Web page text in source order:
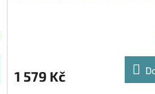
1 579 Kč